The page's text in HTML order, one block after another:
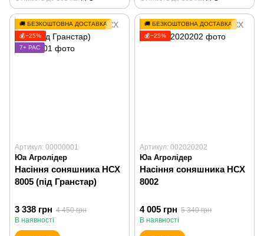
🚚 БЕЗКОШТОВНА ДОСТАВКА
💰−25%
7+ РАС
Артикул: 00000001
Юа Агролідер
Насіння соняшника НСХ
8005 (під Гранстар)
3 338 грн 4 450 грн
В наявності
🚚 БЕЗКОШТОВНА ДОСТАВКА
💰−25%
Артикул: 002020202
Юа Агролідер
Насіння соняшника НСХ
8002
4 005 грн 5 340 грн
В наявності